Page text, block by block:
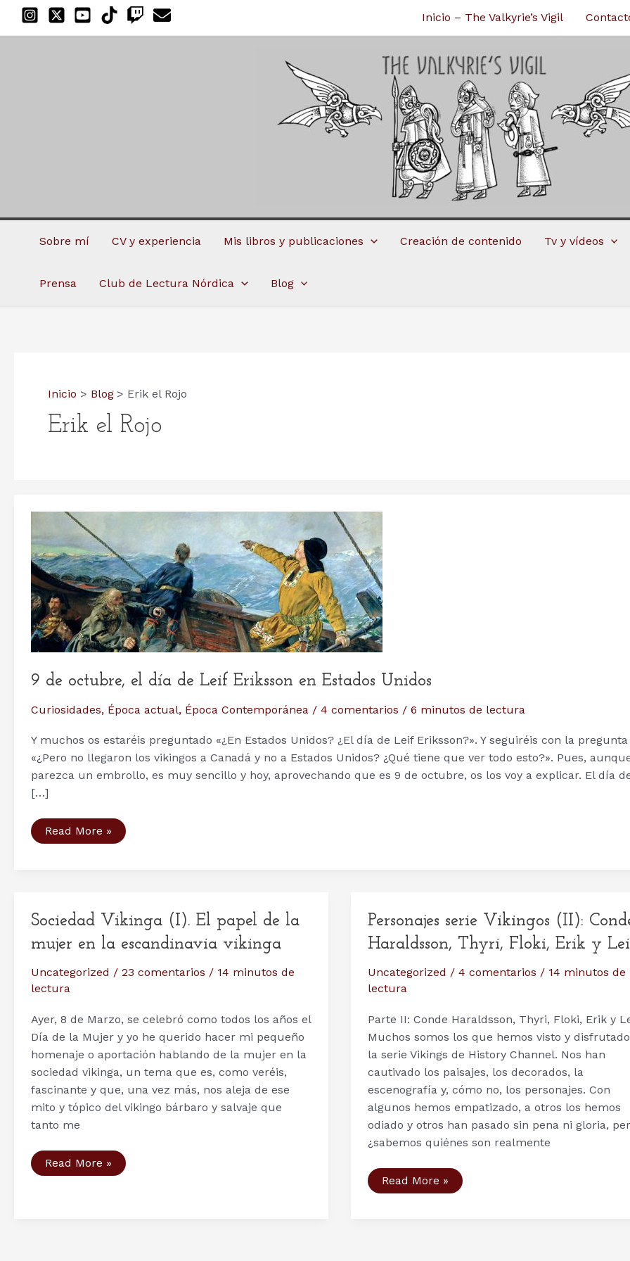
Inicio – The Valkyrie’s Vigil
Sobre mí CV y experiencia Mis libros y publicaciones Creación de contenido Tv y vídeos
Prensa Club de Lectura Nórdica Blog
Inicio Blog Erik el Rojo
Erik el Rojo
9 de octubre, el día de Leif Eriksson en Estados Unidos
Curiosidades, Época actual, Época Contemporánea / 4 comentarios / 6 minutos de lectura
Y muchos os estaréis preguntado «¿En Estados Unidos? ¿El día de Leif Eriksson?». Y seguiréis con la pregunta
«¿Pero no llegaron los vikingos a Canadá y no a Estados Unidos? ¿Qué tiene que ver todo esto?». Pues,
parezca un embrollo, es muy sencillo y hoy, aprovechando que es 9 de octubre, os los voy a explicar. El día
[…]
9
de
Eriksson
en
Unidos
Read More »
Sociedad Vikinga (I). El papel de la
mujer en la escandinavia vikinga
Uncategorized / 23 comentarios / 14 minutos de
lectura
Ayer, 8 de Marzo, se celebró como todos los años el
Día de la Mujer y yo he querido hacer mi pequeño
homenaje o aportación hablando de la mujer en la
sociedad vikinga, un tema que es, como veréis,
fascinante y que, una vez más, nos aleja de ese
mito y tópico del vikingo bárbaro y salvaje que
tanto me
Sociedad
Vikinga
Read More »
Personajes serie Vikingos (II):
Haraldsson, Thyri, Floki, Erik y
Uncategorized / 4 comentarios / 14 minutos de
lectura
Parte II: Conde Haraldsson, Thyri, Floki, Erik y
Muchos somos los que hemos visto y
la serie Vikings de History Channel. Nos han
cautivado los paisajes, los decorados, la
escenografía y, cómo no, los personajes. Con
algunos hemos empatizado, a otros los hemos
odiado y otros han pasado sin pena ni gloria,
¿sabemos quiénes son realmente
Personajes
serie
Read More »